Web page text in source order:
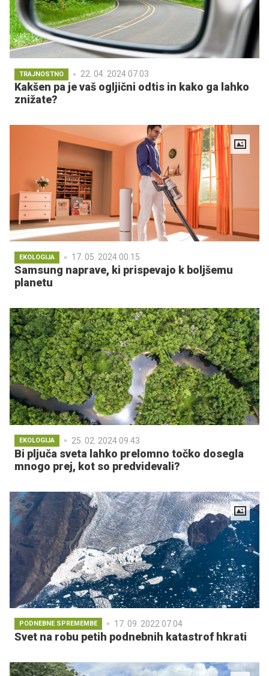
TRAJNOSTNO 22. 04. 2024 07.03
Kakšen pa je vaš ogljični odtis in kako ga lahko
znižate?
EKOLOGIJA 17. 05. 2024 00.15
Samsung naprave, ki prispevajo k boljšemu
planetu
EKOLOGIJA 25. 02. 2024 09.43
Bi pljuča sveta lahko prelomno točko dosegla
mnogo prej, kot so predvidevali?
PODNEBNE SPREMEMBE 17. 09. 2022 07.04
Svet na robu petih podnebnih katastrof hkrati